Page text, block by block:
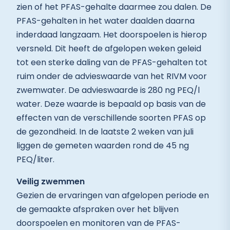
zien of het PFAS-gehalte daarmee zou dalen. De
PFAS-gehalten in het water daalden daarna
inderdaad langzaam. Het doorspoelen is hierop
versneld. Dit heeft de afgelopen weken geleid
tot een sterke daling van de PFAS-gehalten tot
ruim onder de advieswaarde van het RIVM voor
zwemwater. De advieswaarde is 280 ng PEQ/l
water. Deze waarde is bepaald op basis van de
effecten van de verschillende soorten PFAS op
de gezondheid. In de laatste 2 weken van juli
liggen de gemeten waarden rond de 45 ng
PEQ/liter.
Veilig zwemmen
Gezien de ervaringen van afgelopen periode en
de gemaakte afspraken over het blijven
doorspoelen en monitoren van de PFAS-